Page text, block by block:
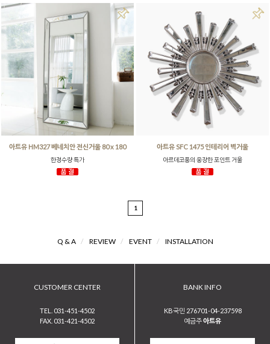
아트유 HM327 베네치안 전신거울 80 x 180
한정수량 특가
아트유 SFC 1475 인테리어 벽거울
아르데코풍의 웅장한 포인트 거울
1
Q & A / REVIEW / EVENT / INSTALLATION
CUSTOMER CENTER
TEL. 031-451-4502
FAX. 031-421-4502
BANK INFO
KB국민 276701-04-237598
예금주아트유